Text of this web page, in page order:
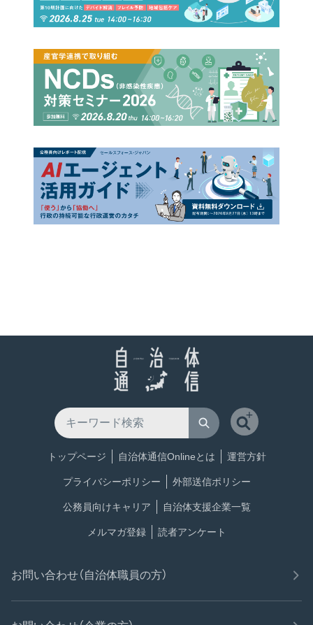
トップページ 自治体通信Onlineとは 運営方針
プライバシーポリシー 外部送信ポリシー
公務員向けキャリア 自治体支援企業一覧
メルマガ登録 読者アンケート
お問い合わせ（自治体職員の方）